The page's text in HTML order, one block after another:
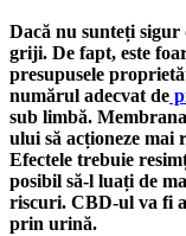
Dacă nu sunteți
griji. De fapt, este
presupusele
numărul adecvat de
sub limbă.
ului să acționeze mai
Efectele trebuie
posibil să-l luați de
riscuri. CBD-ul va fi
prin urină.